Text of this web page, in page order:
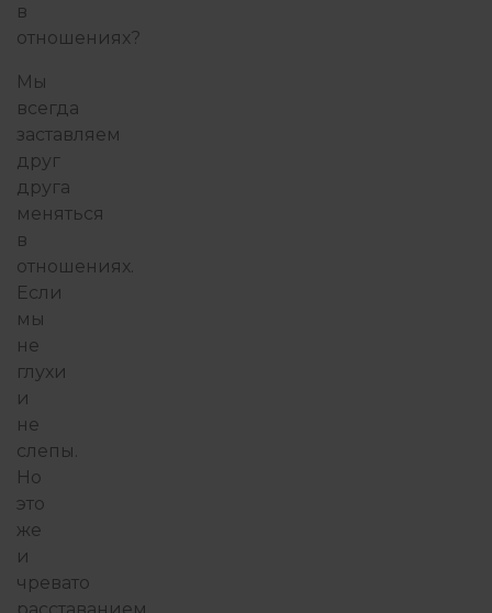
в
отношениях?
Мы
всегда
заставляем
друг
друга
меняться
в
отношениях.
Если
мы
не
глухи
и
не
слепы.
Но
это
же
и
чревато